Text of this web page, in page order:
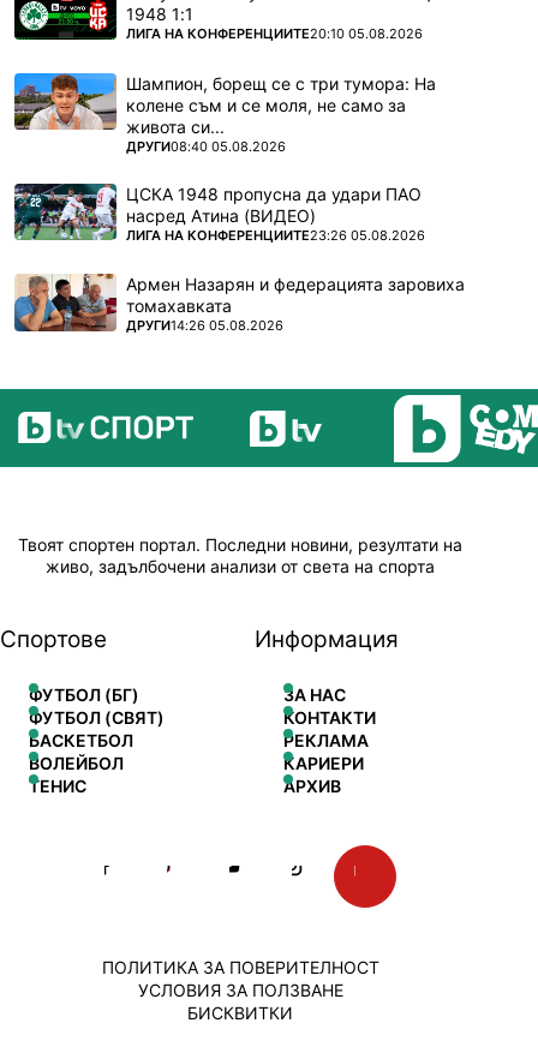
1948 1:1
ПОВЕЧЕ ОТ
ЛИГА НА КОНФЕРЕНЦИИТЕ20:10 05.08.2026
Шампион, борещ се с три тумора: На
колене съм и се моля, не само за
живота си...
ПОВЕЧЕ ОТ
ДРУГИ08:40 05.08.2026
ЦСКА 1948 пропусна да удари ПАО
насред Атина (ВИДЕО)
ПОВЕЧЕ ОТ
ЛИГА НА КОНФЕРЕНЦИИТЕ23:26 05.08.2026
Армен Назарян и федерацията заровиха
томахавката
ПОВЕЧЕ ОТ
ДРУГИ14:26 05.08.2026
Твоят спортен портал. Последни новини, резултати на
живо, задълбочени анализи от света на спорта
Спортове
ФУТБОЛ (БГ)
ФУТБОЛ (СВЯТ)
БАСКЕТБОЛ
ВОЛЕЙБОЛ
ТЕНИС
Информация
ЗА НАС
КОНТАКТИ
РЕКЛАМА
КАРИЕРИ
АРХИВ
ПОЛИТИКА ЗА ПОВЕРИТЕЛНОСТ
УСЛОВИЯ ЗА ПОЛЗВАНЕ
БИСКВИТКИ